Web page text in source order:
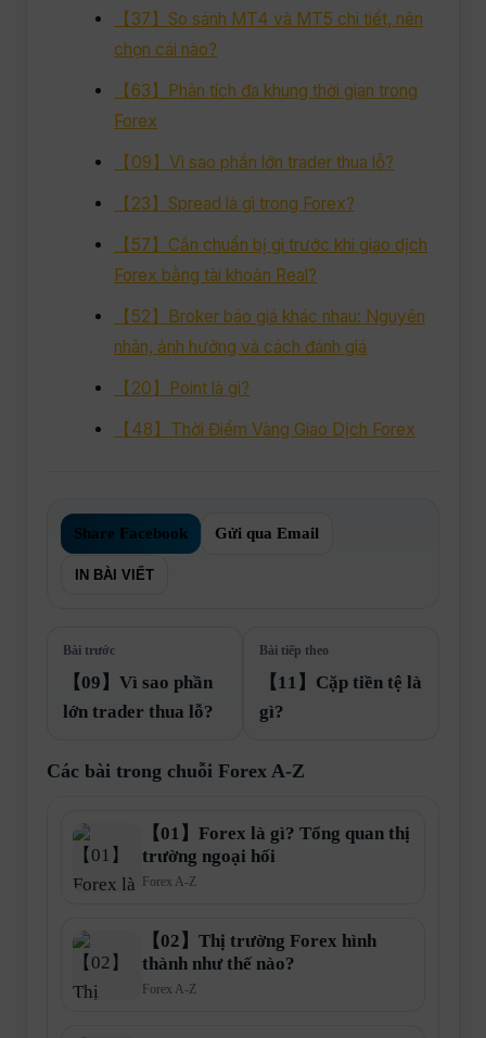
【37】So sánh MT4 và MT5 chi tiết, nên
chọn cái nào?
【63】Phân tích đa khung thời gian trong
Forex
【09】Vì sao phần lớn trader thua lỗ?
【23】Spread là gì trong Forex?
【57】Cần chuẩn bị gì trước khi giao dịch
Forex bằng tài khoản Real?
【52】Broker báo giá khác nhau: Nguyên
nhân, ảnh hưởng và cách đánh giá
【20】Point là gì?
【48】Thời Điểm Vàng Giao Dịch Forex
Share Facebook Gửi qua Email
IN BÀI VIẾT
Bài trước
【09】Vì sao phần
lớn trader thua lỗ?
Bài tiếp theo
【11】Cặp tiền tệ là
gì?
Các bài trong chuỗi Forex A-Z
【01】Forex là gì? Tổng quan thị
trường ngoại hối
Forex A-Z
【02】Thị trường Forex hình
thành như thế nào?
Forex A-Z